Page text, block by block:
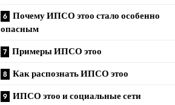
Почему ИПСО этоо стало особенно
опасным
Примеры ИПСО этоо
Как распознать ИПСО этоо
ИПСО этоо и социальные сети